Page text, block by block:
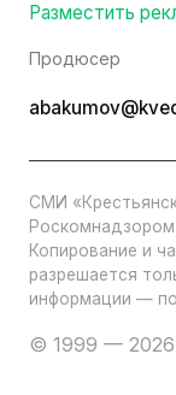
Разместить
Продюсер
СМИ
Копирование и
разрешается
информации —
© 1999 — 2026